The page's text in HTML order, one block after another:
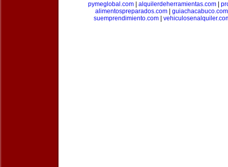
pymeglobal.com| alquilerdeherramientas.com|
alimentospreparados.com| guiachacabuco.com
suemprendimiento.com|